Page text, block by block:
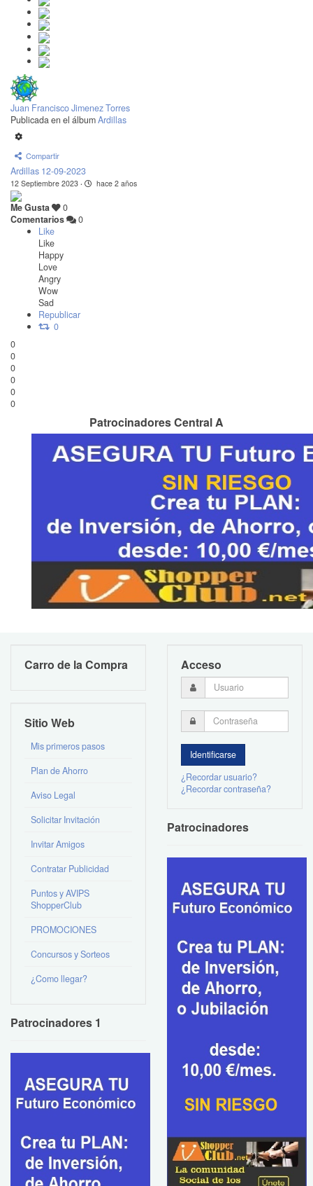
Juan Francisco Jimenez Torres
Publicada en el álbumArdillas
Compartir
Ardillas 12-09-2023
12 Septiembre 2023 · hace 2 años
Me Gusta
0
Comentarios
0
Like
Like
Happy
Love
Angry
Wow
Sad
Republicar
0
0
0
0
0
0
0
Patrocinadores Central A
Carro de la Compra
Sitio Web
Mis primeros pasos
Plan de Ahorro
Aviso Legal
Solicitar Invitación
Invitar Amigos
Contratar Publicidad
Puntos y AVIPS
ShopperClub
PROMOCIONES
Concursos y Sorteos
¿Como llegar?
Patrocinadores 1
Acceso
¿Recordar usuario?
¿Recordar contraseña?
Patrocinadores